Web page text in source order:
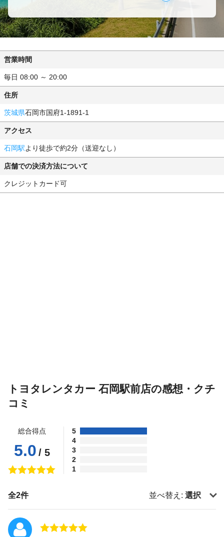
営業時間
毎日 08:00 ～ 20:00
住所
茨城県石岡市国府1-1891-1
アクセス
石岡駅より徒歩で約2分（送迎なし）
店舗での決済方法について
クレジットカード可
トヨタレンタカー 石岡駅前店の感想・クチ
コミ
総合得点
5.0 / 5
5
4
3
2
1
全2件 並べ替え: 選択